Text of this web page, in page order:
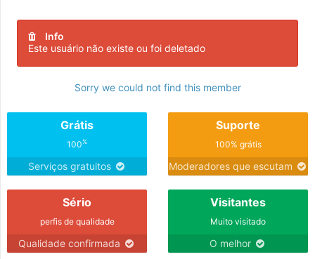
Info
Este usuário não existe ou foi deletado
Sorry we could not find this member
Grátis
100%
Serviços gratuitos
Suporte
100% grátis
Moderadores que escutam
Sério
perfis de qualidade
Qualidade confirmada
Visitantes
Muito visitado
O melhor